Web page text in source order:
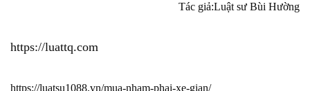
Tác giả:Luật sư Bùi Hường
https://luattq.com
https://luatsu1088.vn/mua-nham-phai-xe-gian/